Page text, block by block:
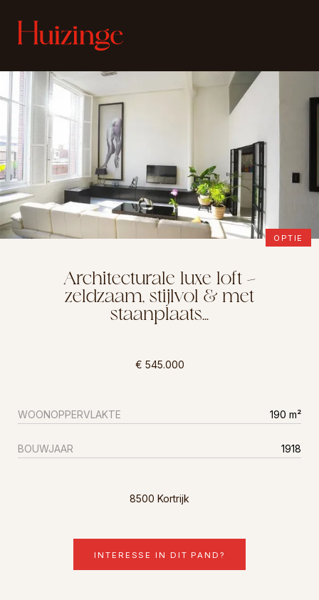
OPTIE
Architecturale luxe loft –
zeldzaam, stijlvol & met
staanplaats...
€ 545.000
WOONOPPERVLAKTE 190 m²
BOUWJAAR 1918
8500 Kortrijk
INTERESSE IN DIT PAND?